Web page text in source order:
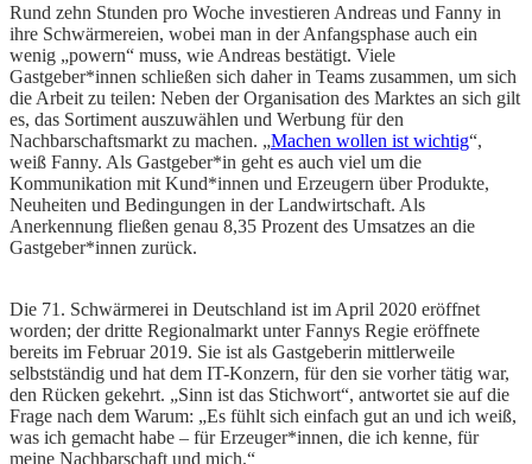
Rund zehn Stunden pro Woche investieren Andreas und Fanny in
ihre Schwärmereien, wobei man in der Anfangsphase auch ein
wenig „powern“ muss, wie Andreas bestätigt. Viele
Gastgeber*innen schließen sich daher in Teams zusammen, um sich
die Arbeit zu teilen: Neben der Organisation des Marktes an sich gilt
es, das Sortiment auszuwählen und Werbung für den
Nachbarschaftsmarkt zu machen. „Machen wollen ist wichtig“,
weiß Fanny. Als Gastgeber*in geht es auch viel um die
Kommunikation mit Kund*innen und Erzeugern über Produkte,
Neuheiten und Bedingungen in der Landwirtschaft. Als
Anerkennung fließen genau 8,35 Prozent des Umsatzes an die
Gastgeber*innen zurück.
Die 71. Schwärmerei in Deutschland ist im April 2020 eröffnet
worden; der dritte Regionalmarkt unter Fannys Regie eröffnete
bereits im Februar 2019. Sie ist als Gastgeberin mittlerweile
selbstständig und hat dem IT-Konzern, für den sie vorher tätig war,
den Rücken gekehrt. „Sinn ist das Stichwort“, antwortet sie auf die
Frage nach dem Warum: „Es fühlt sich einfach gut an und ich weiß,
was ich gemacht habe – für Erzeuger*innen, die ich kenne, für
meine Nachbarschaft und mich.“